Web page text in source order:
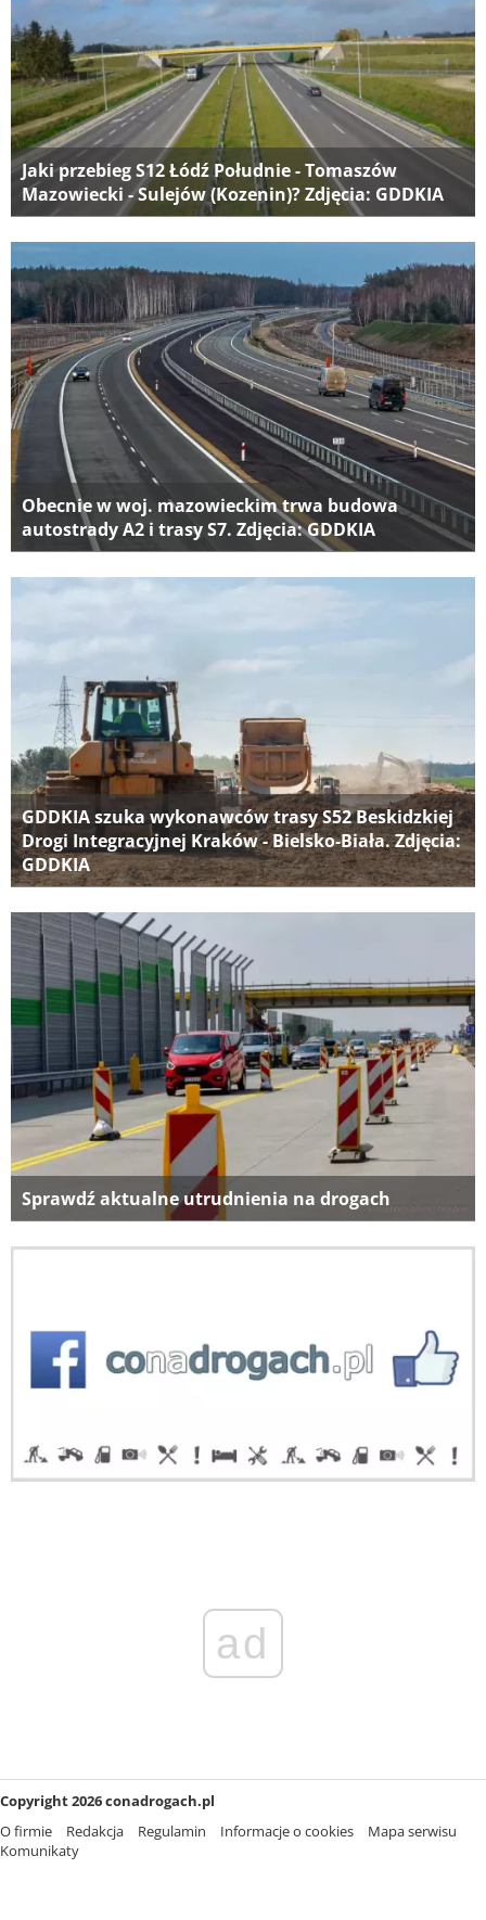
Jaki przebieg S12 Łódź Południe - Tomaszów
Mazowiecki - Sulejów (Kozenin)? Zdjęcia: GDDKIA
Obecnie w woj. mazowieckim trwa budowa
autostrady A2 i trasy S7. Zdjęcia: GDDKIA
GDDKIA szuka wykonawców trasy S52 Beskidzkiej
Drogi Integracyjnej Kraków - Bielsko-Biała. Zdjęcia:
GDDKIA
Sprawdź aktualne utrudnienia na drogach
ad
Copyright 2026 conadrogach.pl
O firmie
Redakcja Regulamin Informacje o cookies
Mapa serwisu
Komunikaty